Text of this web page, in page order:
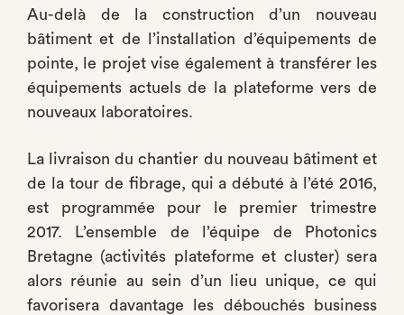
Au-delà de la construction d’un nouveau
bâtiment et de l’installation d’équipements de
pointe, le projet vise également à transférer les
équipements actuels de la plateforme vers de
nouveaux laboratoires.
La livraison du chantier du nouveau bâtiment et
de la tour de fibrage, qui a débuté à l’été 2016,
est programmée pour le premier trimestre
2017. L’ensemble de l’équipe de Photonics
Bretagne (activités plateforme et cluster) sera
alors réunie au sein d’un lieu unique, ce qui
favorisera davantage les débouchés business